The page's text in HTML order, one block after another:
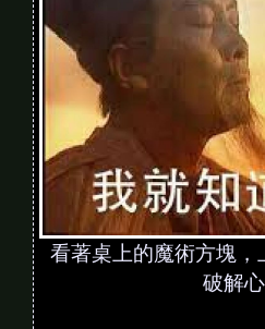
看著桌上的魔術方塊，
破解